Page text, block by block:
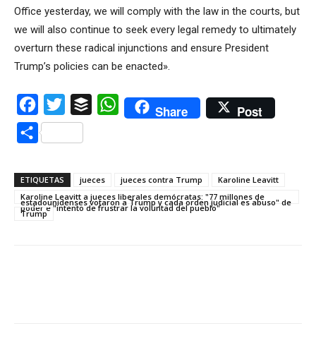
Office yesterday, we will comply with the law in the courts, but
we will also continue to seek every legal remedy to ultimately
overturn these radical injunctions and ensure President
Trump’s policies can be enacted».
Facebook
Twitter Buffer WhatsAppShare Post
Compartir
ETIQUETAS jueces jueces contra Trump
Karoline Leavitt
Karoline Leavitt a jueces liberales demócratas: "77 millones de
estadounidenses votaron a Trump y cada orden judicial es abuso" de
poder e "intento de frustrar la voluntad del pueblo"
Trump